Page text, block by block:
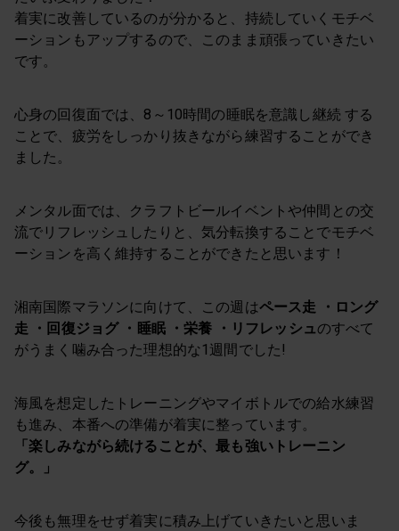
着実に改善しているのが分かると、持続していくモチベ
ーションもアップするので、このまま頑張っていきたい
です。
心身の回復面では、8～10時間の睡眠を意識し継続 する
ことで、疲労をしっかり抜きながら練習することができ
ました。
メンタル面では、クラフトビールイベントや仲間との交
流でリフレッシュしたりと、気分転換することでモチベ
ーションを高く維持することができたと思います！
湘南国際マラソンに向けて、この週はペース走 ・ロング
走 ・回復ジョグ ・睡眠 ・栄養 ・リフレッシュのすべて
がうまく噛み合った理想的な1週間でした!
海風を想定したトレーニングやマイボトルでの給水練習
も進み、本番への準備が着実に整っています。
「楽しみながら続けることが、最も強いトレーニン
グ。」
今後も無理をせず着実に積み上げていきたいと思いま